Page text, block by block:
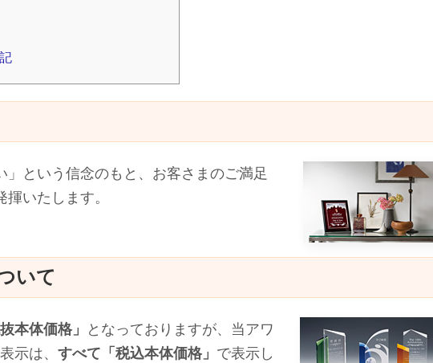
」という信念のもと、お客さまのご満足
いたします。
いて
抜本体価格」
となっておりますが、当アワ
示は、 すべて「税込本体価格」 で表示し